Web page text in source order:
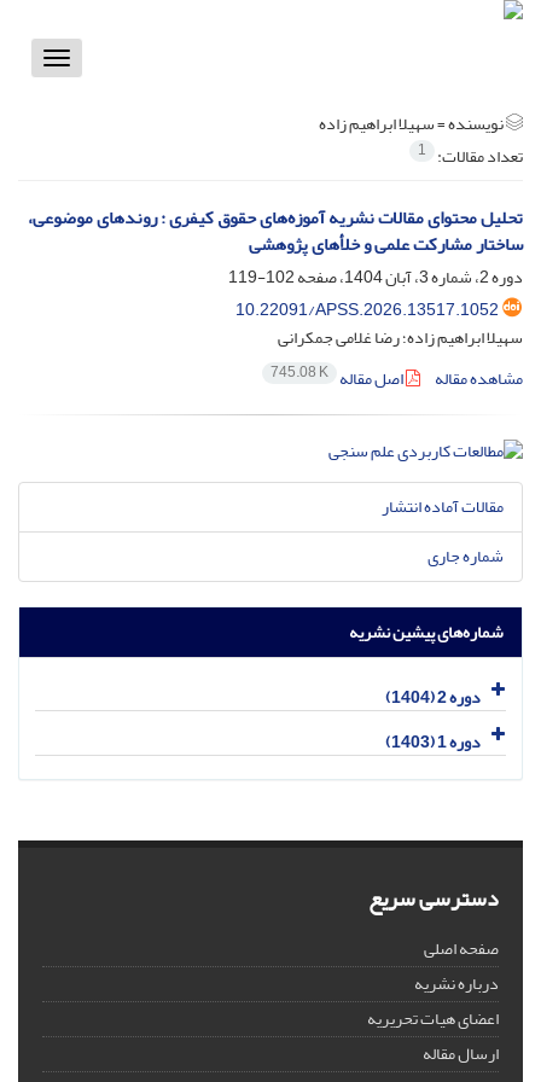
Toggle
نویسنده =سهیلا ابراهیم زاده
تعداد مقالات: 1
تحلیل محتوای مقالات نشریه آموزه‌های حقوق کیفری : روندهای موضوعی،
ساختار مشارکت علمی و خلأهای پژوهشی
دوره 2، شماره 3، آبان 1404، صفحه
102-119
10.22091/APSS.2026.13517.1052
سهیلا ابراهیم زاده؛ رضا غلامی جمکرانی
مشاهده مقاله
اصل مقاله 745.08 K
مقالات آماده انتشار
شماره جاری
شماره‌های پیشین نشریه
دوره 2 (1404)
دوره 1 (1403)
دسترسی سریع
صفحه اصلی
درباره نشریه
اعضای هیات تحریریه
ارسال مقاله